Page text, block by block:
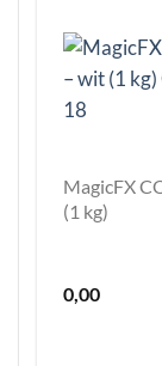
MagicFX
(1 kg)
0,00